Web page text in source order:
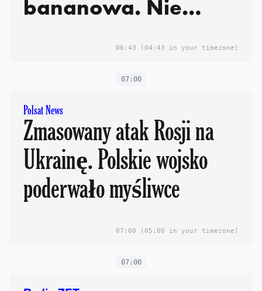
bananowa. Nie
temat dla komisji
06:43 (04:43 in your timezone)
07:00
Polsat News
Zmasowany atak Rosji na
Ukrainę. Polskie wojsko
poderwało myśliwce
07:00 (05:00 in your timezone)
07:00